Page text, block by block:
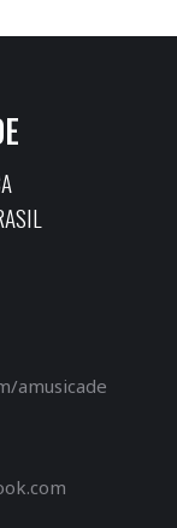
amusicade